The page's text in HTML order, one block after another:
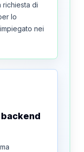
richiesta di
lo
nei